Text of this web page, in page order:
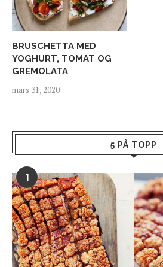
BRUSCHETTA MED
YOGHURT, TOMAT OG
GREMOLATA
mars 31, 2020
5 PÅ TOPP
1